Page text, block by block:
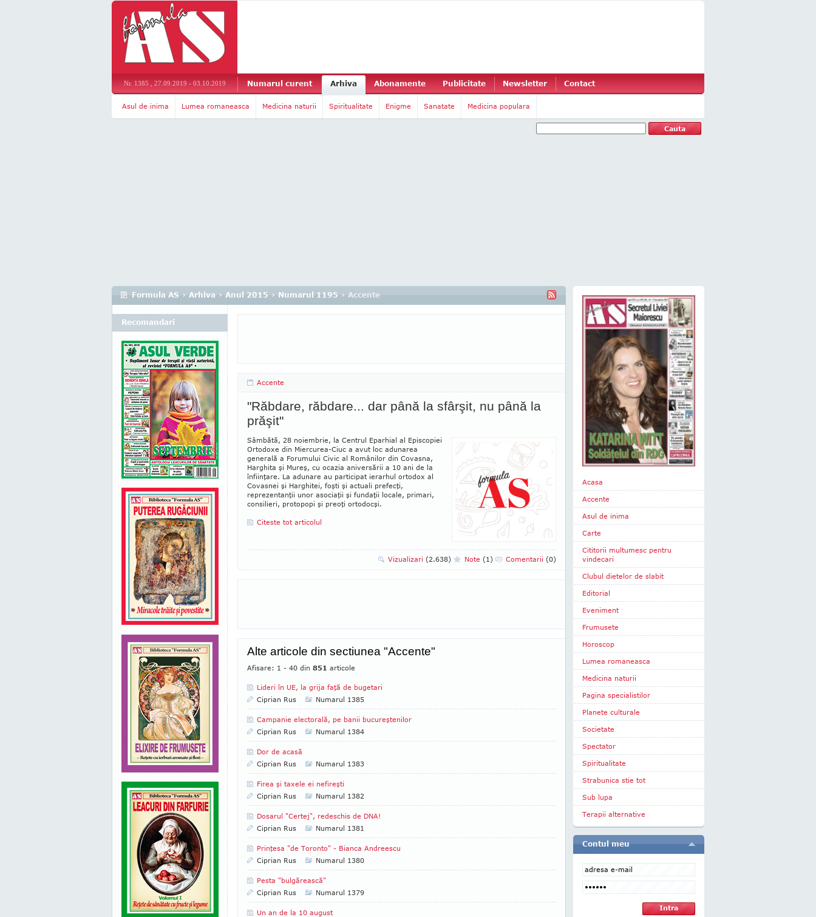
Nr. 1385 , 27.09.2019 - 03.10.2019 Numarul curent Arhiva Abonamente Publicitate Newsletter Contact
Asul de inima Lumea romaneasca Medicina naturii Spiritualitate Enigme Sanatate Medicina populara
Formula AS › Arhiva › Anul 2015 › Numarul 1195 › Accente
Accente
"Răbdare, răbdare... dar până la sfârşit, nu până la
prăşit"
Sâmbătă, 28 noiembrie, la Centrul Epar­hial al Episcopiei
Ortodoxe din Miercurea-Ciuc a avut loc adunarea
generală a Foru­mu­lui Civic al Românilor din Covasna,
Harghita şi Mureş, cu ocazia aniversării a 10 ani de la
înfiinţare. La adunare au participat ierarhul ortodox al
Covasnei şi Harghitei, foşti şi actuali prefecţi,
reprezentanţii unor asociaţii şi fundaţii locale, primari,
consilieri, protopopi şi preoţi ortodocşi.
Citeste tot articolul
Vizualizari (2.638) Note (1) Comentarii (0)
Alte articole din sectiunea "Accente"
Afisare: 1 - 40 din 851 articole
Lideri în UE, la grija faţă de bugetari
Ciprian Rus
Numarul 1385
Campanie electorală, pe banii bucureştenilor
Ciprian Rus
Numarul 1384
Dor de acasă
Ciprian Rus
Numarul 1383
Firea şi taxele ei nefireşti
Ciprian Rus
Numarul 1382
Dosarul "Certej", redeschis de DNA!
Ciprian Rus
Numarul 1381
Prinţesa "de Toronto" - Bianca Andreescu
Ciprian Rus
Numarul 1380
Pesta "bulgărească"
Ciprian Rus
Numarul 1379
Un an de la 10 august
Recomandari
Acasa
Accente
Asul de inima
Carte
Cititorii multumesc pentru
vindecari
Clubul dietelor de slabit
Editorial
Eveniment
Frumusete
Horoscop
Lumea romaneasca
Medicina naturii
Pagina specialistilor
Planete culturale
Societate
Spectator
Spiritualitate
Strabunica stie tot
Sub lupa
Terapii alternative
Contul meu